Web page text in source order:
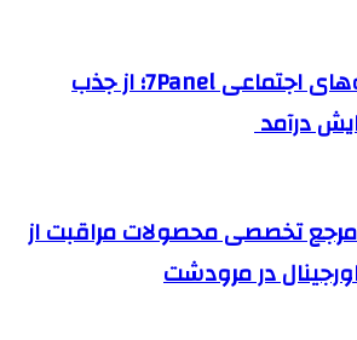
خدمات شبکه‌های اجتماعی 7Panel؛ از جذب
درآمد
تخصصی محصولات مراقبت از
در مرودشت